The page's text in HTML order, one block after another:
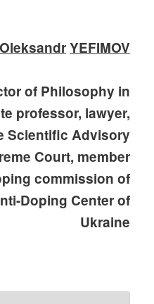
OleksandrYEFIMOV
of Philosophy in
professor, lawyer,
Scientific Advisory
Court, member
commission of
Doping Center of
Ukraine